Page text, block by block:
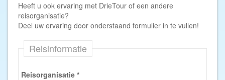
Heeft u ook ervaring met DrieTour of een andere
reisorganisatie?
Deel uw ervaring door onderstaand formulier in te vullen!
Reisinformatie
Reisorganisatie *